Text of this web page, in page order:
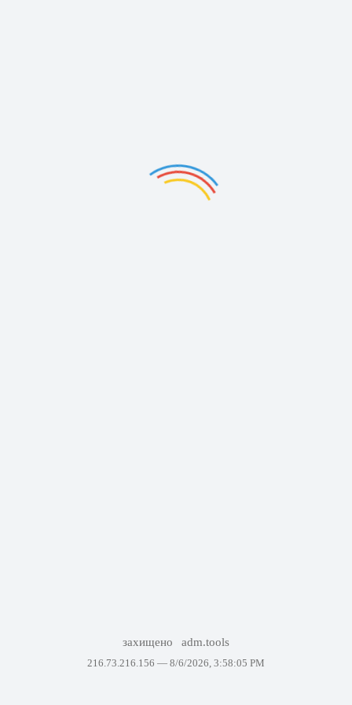
захищено adm.tools
216.73.216.156 — 8/6/2026, 3:58:05 PM